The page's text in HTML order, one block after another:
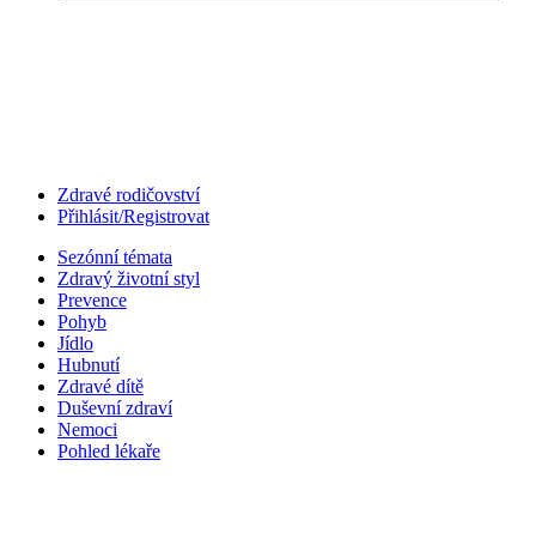
Zdravé rodičovství
Přihlásit/Registrovat
Sezónní témata
Zdravý životní styl
Prevence
Pohyb
Jídlo
Hubnutí
Zdravé dítě
Duševní zdraví
Nemoci
Pohled lékaře